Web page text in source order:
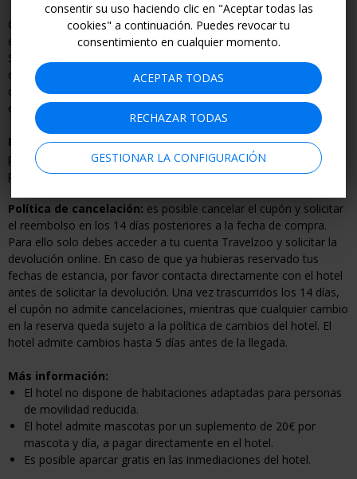
Compra tu cupón antes del próximo 2 de agosto para asegurarte
el descuento y viajadel 9 de julio al 30 de septiembre 2026
Sin disponibilidad: del 5 al 9 y 12 de agosto 2026.
oferta está sujeta a disponibilidad, por lo que te aconsejamos
contactar al hotel lo antes posible para reservar las fechas de
estancia deseadas.
Política de ocupación:el precio mostrado es para 1 o 2
personas. La ocupación máxima de la habitación es de 2
personas.
Política de cancelación: es posible cancelar el cupón y solicitar
el reembolso en los 14 días posteriores a la fecha de compra.
Para ello solo debes acceder a tu cuenta Travelzoo y solicitar la
devolución online. En caso de que ya hubieras reservado tus
fechas de estancia, por favor contacta directamente con el hotel
antes de solicitar la devolución. Una vez trascurridos los 14 días,
el cupón no admite cancelaciones, mientras que cualquier cambio
en la reserva queda sujeto a la política de cambios del hotel. El
hotel admite cambios hasta 5 días antes de la llegada.
Más información:
El hotel no dispone de habitaciones adaptadas para personas
de movilidad reducida.
El hotel admite mascotas por un suplemento de 20€ por
mascota y día, a pagar directamente en el hotel.
Es posible aparcar gratis en las inmediaciones del hotel.
consentir su uso haciendo clic en "Aceptar todas las
cookies" a continuación. Puedes revocar tu
consentimiento en cualquier momento.
ACEPTAR TODAS
RECHAZAR TODAS
GESTIONAR LA CONFIGURACIÓN